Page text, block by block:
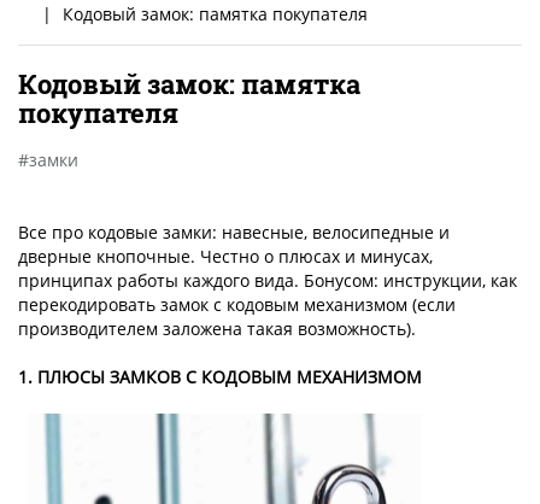
Кодовый замок: памятка покупателя
Кодовый замок: памятка
покупателя
замки
Все про кодовые замки: навесные, велосипедные и
дверные кнопочные. Честно о плюсах и минусах,
принципах работы каждого вида. Бонусом: инструкции, как
перекодировать замок с кодовым механизмом (если
производителем заложена такая возможность).
1. ПЛЮСЫ ЗАМКОВ С КОДОВЫМ МЕХАНИЗМОМ